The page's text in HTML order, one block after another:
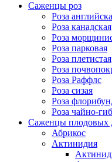
Саженцы роз
Роза
Роза канадская
Роза
Роза парковая
Роза плетистая
Роза
Роза Раффлс
Роза сизая
Роза
Роза чайно-
Саженцы плодовых
Абрикос
Актинидия